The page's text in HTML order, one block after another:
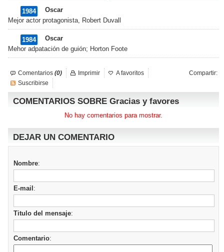
1984
Oscar
Mejor actor protagonista, Robert Duvall
1984
Oscar
Mehor adpatación de guión; Horton Foote
Comentarios (0) Compartir:
Imprimir
A favoritos
Suscribirse
COMENTARIOS SOBRE Gracias y favores
No hay comentarios para mostrar.
DEJAR UN COMENTARIO
Nombre:
E-mail :
Titulo del mensaje:
Comentario: